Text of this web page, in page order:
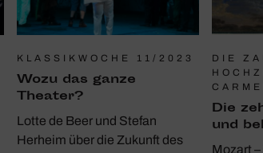
KLASSIKWOCHE 11/2023
Wozu das ganze
Theater?
Lotte de Beer und Stefan
Herheim über die Zukunft des
DIE
Die
und
Mozart –